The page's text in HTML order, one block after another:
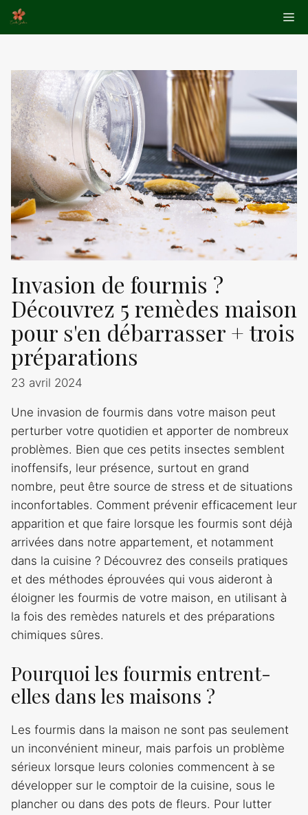
Aller
au
Invasion de fourmis ?
Découvrez 5 remèdes maison
pour s'en débarrasser + trois
préparations
23 avril 2024
Une invasion de fourmis dans votre maison peut
perturber votre quotidien et apporter de nombreux
problèmes. Bien que ces petits insectes semblent
inoffensifs, leur présence, surtout en grand
nombre, peut être source de stress et de situations
inconfortables. Comment prévenir efficacement leur
apparition et que faire lorsque les fourmis sont déjà
arrivées dans notre appartement, et notamment
dans la cuisine ? Découvrez des conseils pratiques
et des méthodes éprouvées qui vous aideront à
éloigner les fourmis de votre maison, en utilisant à
la fois des remèdes naturels et des préparations
chimiques sûres.
Pourquoi les fourmis entrent-
elles dans les maisons ?
Les fourmis dans la maison ne sont pas seulement
un inconvénient mineur, mais parfois un problème
sérieux lorsque leurs colonies commencent à se
développer sur le comptoir de la cuisine, sous le
plancher ou dans des pots de fleurs. Pour lutter